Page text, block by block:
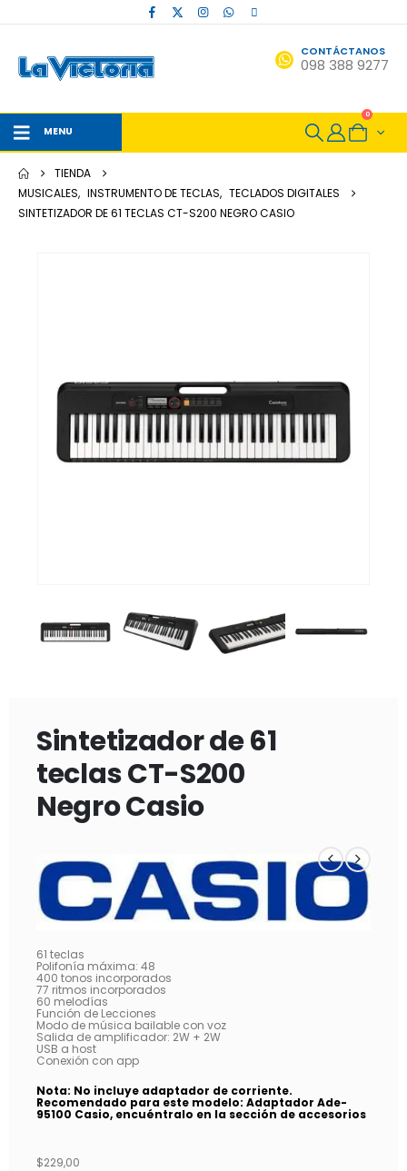
CONTÁCTANOS
098 388 9277
MENU
0
TIENDA
MUSICALES, INSTRUMENTO DE TECLAS, TECLADOS DIGITALES
SINTETIZADOR DE 61 TECLAS CT-S200 NEGRO CASIO
Sintetizador de 61
teclas CT-S200
Negro Casio
61 teclas
Polifonía máxima: 48
400 tonos incorporados
77 ritmos incorporados
60 melodías
Función de Lecciones
Modo de música bailable con voz
Salida de amplificador: 2W + 2W
USB a host
Conexión con app
Nota: No incluye adaptador de corriente.
Recomendado para este modelo: Adaptador Ade-
95100 Casio, encuéntralo en la sección de accesorios
$229,00